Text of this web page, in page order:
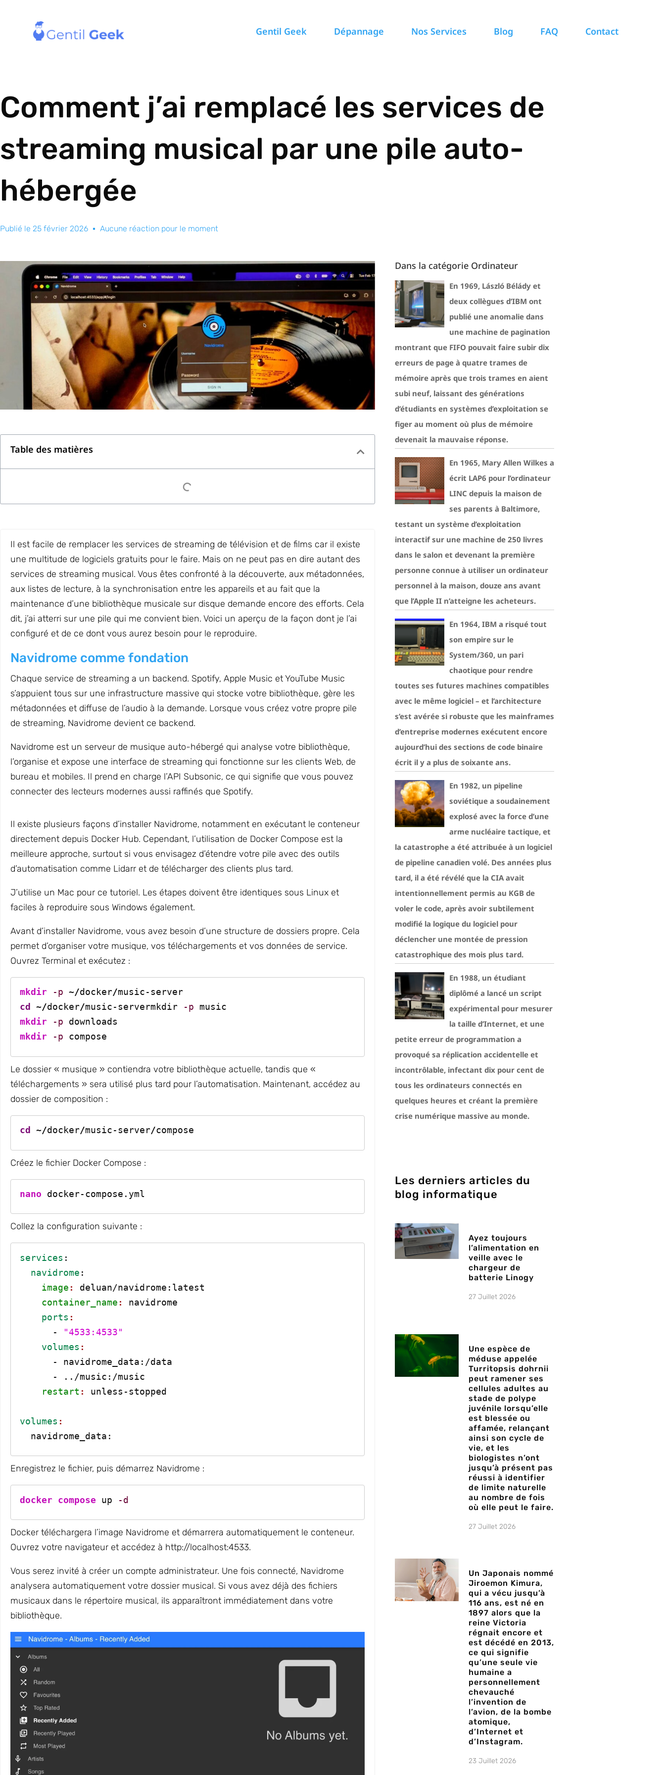
Gentil Geek Dépannage Nos Services Blog FAQ Contact
Comment j’ai remplacé les services de
streaming musical par une pile auto-
hébergée
Publié le 25 février 2026 Aucune réaction pour le moment
Table des matières
Il est facile de remplacer les services de streaming de télévision et de films car il existe
une multitude de logiciels gratuits pour le faire. Mais on ne peut pas en dire autant des
services de streaming musical. Vous êtes confronté à la découverte, aux métadonnées,
aux listes de lecture, à la synchronisation entre les appareils et au fait que la
maintenance d’une bibliothèque musicale sur disque demande encore des efforts. Cela
dit, j’ai atterri sur une pile qui me convient bien. Voici un aperçu de la façon dont je l’ai
configuré et de ce dont vous aurez besoin pour le reproduire.
Navidrome comme fondation
Chaque service de streaming a un backend. Spotify, Apple Music et YouTube Music
s’appuient tous sur une infrastructure massive qui stocke votre bibliothèque, gère les
métadonnées et diffuse de l’audio à la demande. Lorsque vous créez votre propre pile
de streaming, Navidrome devient ce backend.
Navidrome est un serveur de musique auto-hébergé qui analyse votre bibliothèque,
l’organise et expose une interface de streaming qui fonctionne sur les clients Web, de
bureau et mobiles. Il prend en charge l’API Subsonic, ce qui signifie que vous pouvez
connecter des lecteurs modernes aussi raffinés que Spotify.
Il existe plusieurs façons d’installer Navidrome, notamment en exécutant le conteneur
directement depuis Docker Hub. Cependant, l’utilisation de Docker Compose est la
meilleure approche, surtout si vous envisagez d’étendre votre pile avec des outils
d’automatisation comme Lidarr et de télécharger des clients plus tard.
J’utilise un Mac pour ce tutoriel. Les étapes doivent être identiques sous Linux et
faciles à reproduire sous Windows également.
Avant d’installer Navidrome, vous avez besoin d’une structure de dossiers propre. Cela
permet d’organiser votre musique, vos téléchargements et vos données de service.
Ouvrez Terminal et exécutez :
mkdir -p ~/docker/music-server
cd
~/docker/music-servermkdir -p music
mkdir
-p downloads
mkdir
-p compose
Le dossier « musique » contiendra votre bibliothèque actuelle, tandis que «
téléchargements » sera utilisé plus tard pour l’automatisation. Maintenant, accédez au
dossier de composition :
cd ~/docker/music-server/compose
Créez le fichier Docker Compose :
nano docker-compose.yml
Collez la configuration suivante :
services :
navidrome :
image : deluan/navidrome:latest
container_name : navidrome
ports :
-
"4533:4533"
volumes :
- navidrome_data:/data
- ../music:/music
restart : unless-stopped
volumes :
navidrome_data:
Enregistrez le fichier, puis démarrez Navidrome :
docker compose up -d
Docker téléchargera l’image Navidrome et démarrera automatiquement le conteneur.
Ouvrez votre navigateur et accédez à http://localhost:4533.
Vous serez invité à créer un compte administrateur. Une fois connecté, Navidrome
analysera automatiquement votre dossier musical. Si vous avez déjà des fichiers
musicaux dans le répertoire musical, ils apparaîtront immédiatement dans votre
bibliothèque.
Dans la catégorie Ordinateur
En 1969, László Bélády et
deux collègues d’IBM ont
publié une anomalie dans
une machine de pagination
montrant que FIFO pouvait faire subir dix
erreurs de page à quatre trames de
mémoire après que trois trames en aient
subi neuf, laissant des générations
d’étudiants en systèmes d’exploitation se
figer au moment où plus de mémoire
devenait la mauvaise réponse.
En 1965, Mary Allen Wilkes a
écrit LAP6 pour l’ordinateur
LINC depuis la maison de
ses parents à Baltimore,
testant un système d’exploitation
interactif sur une machine de 250 livres
dans le salon et devenant la première
personne connue à utiliser un ordinateur
personnel à la maison, douze ans avant
que l’Apple II n’atteigne les acheteurs.
En 1964, IBM a risqué tout
son empire sur le
System/360, un pari
chaotique pour rendre
toutes ses futures machines compatibles
avec le même logiciel – et l’architecture
s’est avérée si robuste que les mainframes
d’entreprise modernes exécutent encore
aujourd’hui des sections de code binaire
écrit il y a plus de soixante ans.
En 1982, un pipeline
soviétique a soudainement
explosé avec la force d’une
arme nucléaire tactique, et
la catastrophe a été attribuée à un logiciel
de pipeline canadien volé. Des années plus
tard, il a été révélé que la CIA avait
intentionnellement permis au KGB de
voler le code, après avoir subtilement
modifié la logique du logiciel pour
déclencher une montée de pression
catastrophique des mois plus tard.
En 1988, un étudiant
diplômé a lancé un script
expérimental pour mesurer
la taille d’Internet, et une
petite erreur de programmation a
provoqué sa réplication accidentelle et
incontrôlable, infectant dix pour cent de
tous les ordinateurs connectés en
quelques heures et créant la première
crise numérique massive au monde.
Les derniers articles du
blog informatique
Ayez toujours
l’alimentation en
veille avec le
chargeur de
batterie Linogy
27 Juillet 2026
Une espèce de
méduse appelée
Turritopsis dohrnii
peut ramener ses
cellules adultes au
stade de polype
juvénile lorsqu’elle
est blessée ou
affamée, relançant
ainsi son cycle de
vie, et les
biologistes n’ont
jusqu’à présent pas
réussi à identifier
de limite naturelle
au nombre de fois
où elle peut le faire.
27 Juillet 2026
Un Japonais nommé
Jiroemon Kimura,
qui a vécu jusqu’à
116 ans, est né en
1897 alors que la
reine Victoria
régnait encore et
est décédé en 2013,
ce qui signifie
qu’une seule vie
humaine a
personnellement
chevauché
l’invention de
l’avion, de la bombe
atomique,
d’Internet et
d’Instagram.
23 Juillet 2026